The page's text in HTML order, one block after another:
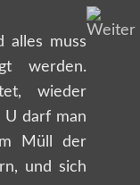
alles muss
werden.
wieder
darf man
Müll der
und sich